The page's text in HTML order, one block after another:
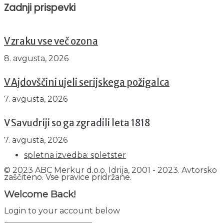
Zadnji prispevki
V zraku vse več ozona
8. avgusta, 2026
V Ajdovščini ujeli serijskega požigalca
7. avgusta, 2026
V Savudriji so ga zgradili leta 1818
7. avgusta, 2026
spletna izvedba: spletster
© 2023 ABC Merkur d.o.o. Idrija, 2001 - 2023. Avtorsko
zaščiteno. Vse pravice pridržane.
Welcome Back!
Login to your account below